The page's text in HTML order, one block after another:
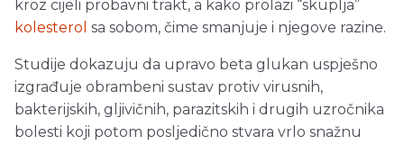
kroz cijeli probavni trakt, a kako prolazi “skuplja”
kolesterol sa sobom, čime smanjuje i njegove razine.
Studije dokazuju da upravo beta glukan uspješno
izgrađuje obrambeni sustav protiv virusnih,
bakterijskih, gljivičnih, parazitskih i drugih uzročnika
bolesti koji potom posljedično stvara vrlo snažnu